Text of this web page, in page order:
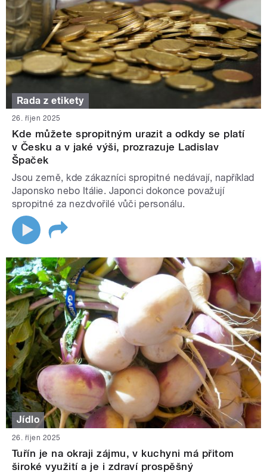
Rada z etikety
26. říjen 2025
Kde můžete spropitným urazit a odkdy se platí
v Česku a v jaké výši, prozrazuje Ladislav
Špaček
Jsou země, kde zákazníci spropitné nedávají, například
Japonsko nebo Itálie. Japonci dokonce považují
spropitné za nezdvořilé vůči personálu.
Jídlo
26. říjen 2025
Tuřín je na okraji zájmu, v kuchyni má přitom
široké využití a je i zdraví prospěšný